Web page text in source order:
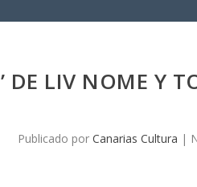
DE LIV NOME Y
Publicado por Canarias Cultura |